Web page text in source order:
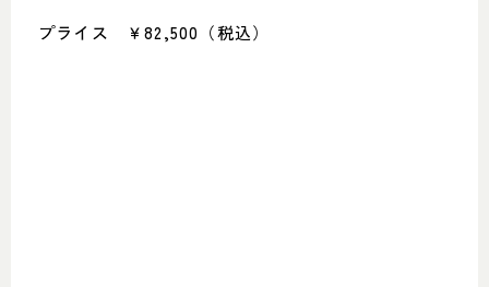
プライス ￥82,500（税込）